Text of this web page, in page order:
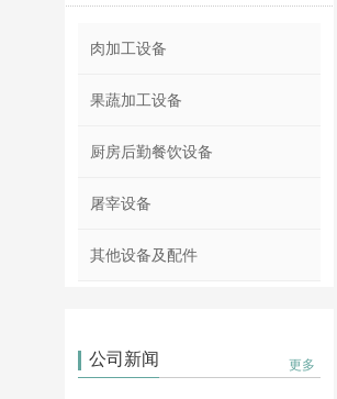
肉加工设备
果蔬加工设备
厨房后勤餐饮设备
屠宰设备
其他设备及配件
公司新闻 更多